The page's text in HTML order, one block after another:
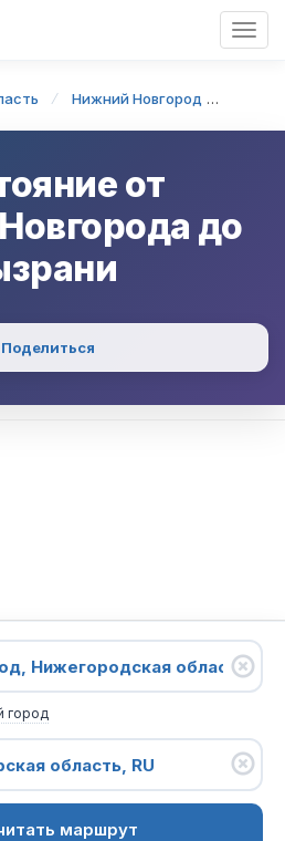
Нижний Новгород
от
до
Поделиться
город
маршрут